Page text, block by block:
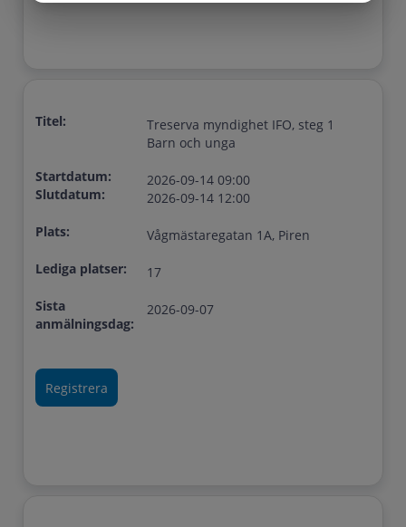
Titel:
Treserva myndighet IFO, steg 1
Barn och unga
Startdatum:
Slutdatum:
2026-09-14 09:00
2026-09-14 12:00
Plats:
Vågmästaregatan 1A, Piren
Lediga platser:
17
Sista
anmälningsdag:
2026-09-07